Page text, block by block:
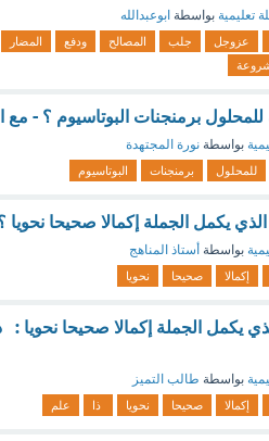
تعليمية بواسطة ابوعبدالله
عزوجل جلب المصالح ودفع المضار
للمحلول برمنجنات البوتاسيوم ؟ - مع
بواسطة نورة المجتهدة
للمحلول برمنجنات البوتاسيوم
يكمل الجملة إكمالا صحيحا
بواسطة أستاذ المناهج
إكمالا صحيحا نحويا
يكمل الجملة إكمالا صحيحا
بواسطة طالب التميز
إكمالا صحيحا نحويا ذا علم